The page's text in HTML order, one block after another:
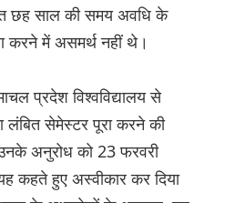
छह साल की समय अवधि के
करने में असमर्थ नहीं थे।
प्रदेश विश्वविद्यालय से
लंबित सेमेस्टर पूरा करने की
अनुरोध को 23 फरवरी
कहते हुए अस्वीकार कर दिया